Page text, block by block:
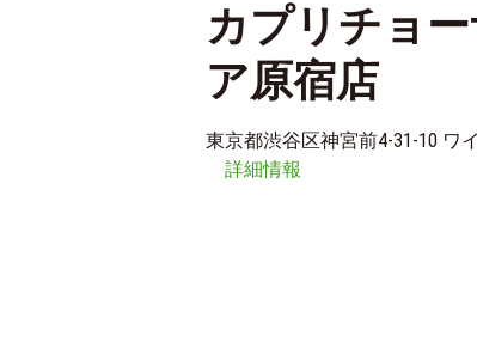
カプリチョ
ア原宿店
東京都渋谷区神宮前4-31-10 ワ
詳細情報